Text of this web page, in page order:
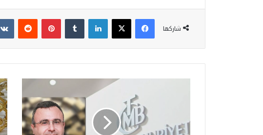
شاركها
فيسبوك‫X لينكدإن بينتيريست
الأدنى